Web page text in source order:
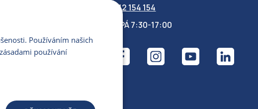
PORTÁL
412 154 154
PO-PÁ 7:30-17:00
Používáním našich
používání